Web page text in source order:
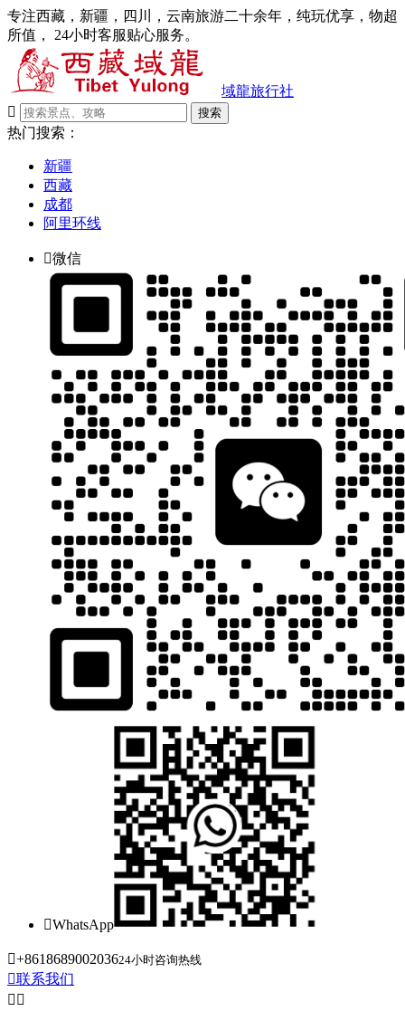
专注西藏，新疆，四川，云南旅游二十余年，纯玩优享，物超
所值， 24小时客服贴心服务。
域龍旅行社

搜索
热门搜索：
新疆
西藏
成都
阿里环线
微信
WhatsApp
+861868900203624小时咨询热线
联系我们
 